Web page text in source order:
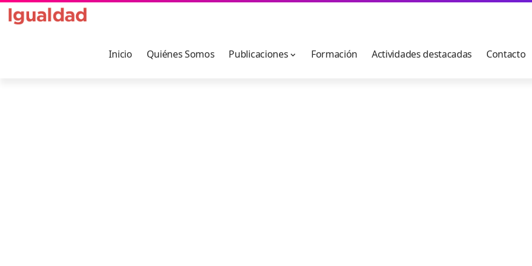
Inicio Quiénes Somos Publicaciones Formación Actividades destacadas Contacto